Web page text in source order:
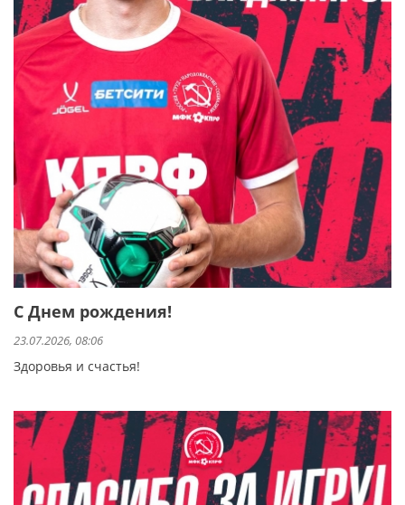
С Днем рождения!
23.07.2026, 08:06
Здоровья и счастья!